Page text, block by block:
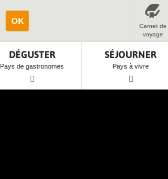
OK
Carnet de
voyage
DÉGUSTER
Pays de gastronomes
SÉJOURNER
Pays à vivre